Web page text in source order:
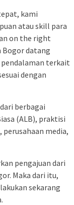
kami
atau skill para
on the right
Bogor datang
pendalaman terkait
dengan
berbagai
(ALB), praktisi
perusahaan media,
pengajuan dari
Maka dari itu,
sekarang